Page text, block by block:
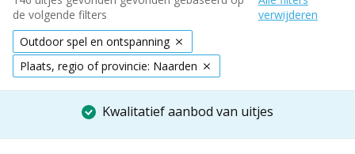
de volgende filters
verwijderen
Outdoor spel en ontspanning
Plaats, regio of provincie: Naarden
Kwalitatief aanbod van uitjes